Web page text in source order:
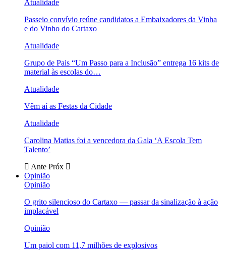
Atualidade
Passeio convívio reúne candidatos a Embaixadores da Vinha
e do Vinho do Cartaxo
Atualidade
Grupo de Pais “Um Passo para a Inclusão” entrega 16 kits de
material às escolas do…
Atualidade
Vêm aí as Festas da Cidade
Atualidade
Carolina Matias foi a vencedora da Gala ‘A Escola Tem
Talento’
Ante Próx
Opinião
Opinião
O grito silencioso do Cartaxo — passar da sinalização à ação
implacável
Opinião
Um paiol com 11,7 milhões de explosivos